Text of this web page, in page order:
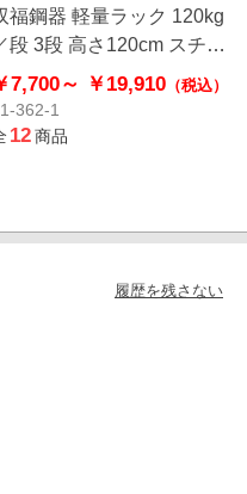
福鋼器 軽量ラック 120kg
段 3段 高さ120cm スチー
製
7,700～ ￥19,910（税込）
362-1
12商品
履歴を残さない